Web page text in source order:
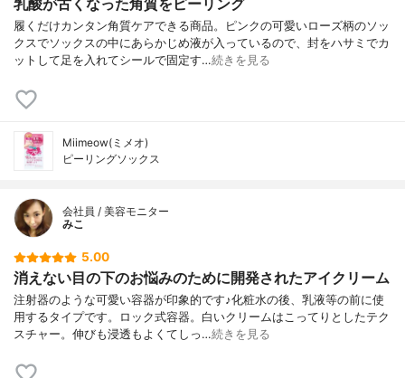
乳酸が古くなった角質をピーリング
履くだけカンタン角質ケアできる商品。ピンクの可愛いローズ柄のソッ
クスでソックスの中にあらかじめ液が入っているので、封をハサミでカ
ットして足を入れてシールで固定す…続きを見る
Miimeow(ミメオ)
ピーリングソックス
会社員 / 美容モニター
みこ
5.00
消えない目の下のお悩みのために開発されたアイクリーム
注射器のような可愛い容器が印象的です♪化粧水の後、乳液等の前に使
用するタイプです。ロック式容器。白いクリームはこってりとしたテク
スチャー。伸びも浸透もよくてしっ…続きを見る